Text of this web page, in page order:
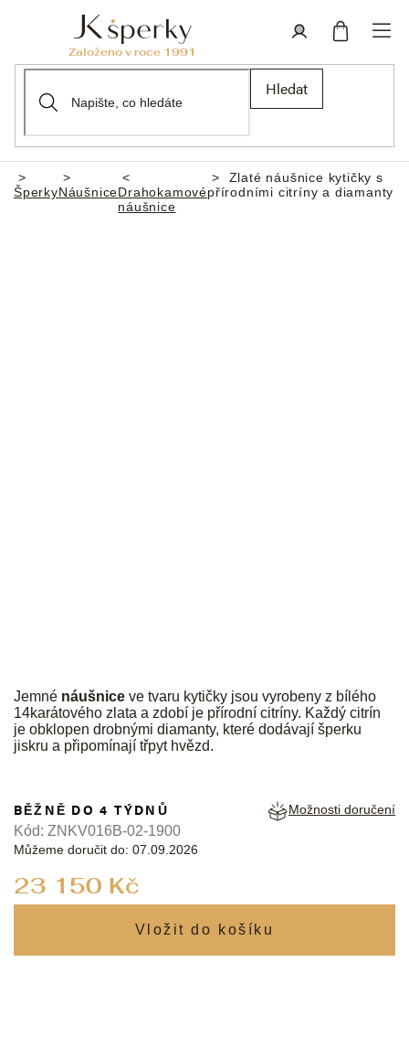
Hledat
Domů
ŠperkyNáušniceDrahokamové
náušnice
Zlaté náušnice kytičky s
přírodními citríny a diamanty
Jemné náušnice ve tvaru kytičky jsou vyrobeny z bílého
14karátového zlata a zdobí je přírodní citríny. Každý citrín
je obklopen drobnými diamanty, které dodávají šperku
jiskru a připomínají třpyt hvězd.
23 150 Kč
BĚŽNĚ DO 4 TÝDNŮ
Můžeme doručit do: 07.09.2026
Možnosti doručení
Kód: ZNKV016B-02-1900